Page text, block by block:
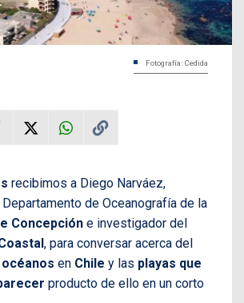
Fotografía: Cedida
recibimos a Diego Narváez,
de Oceanografía de la
Concepción e investigador del
, para conversar acerca del
en Chile y las playas que
producto de ello en un corto